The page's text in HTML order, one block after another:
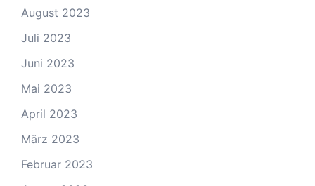
August 2023
Juli 2023
Juni 2023
Mai 2023
April 2023
März 2023
Februar 2023